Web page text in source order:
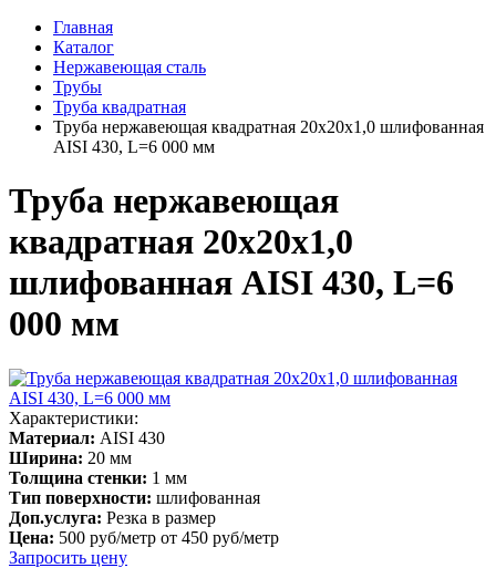
Главная
Каталог
Нержавеющая сталь
Трубы
Труба квадратная
Труба нержавеющая квадратная 20х20х1,0 шлифованная
AISI 430, L=6 000 мм
Труба нержавеющая
квадратная 20х20х1,0
шлифованная AISI 430, L=6
000 мм
Характеристики:
Материал: AISI 430
Ширина: 20 мм
Толщина стенки: 1 мм
Тип поверхности: шлифованная
Доп.услуга: Резка в размер
Цена: 500 руб/метр от 450 руб/метр
Запросить цену